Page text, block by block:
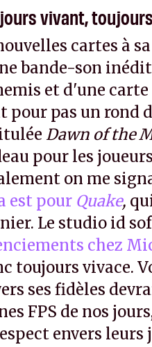
vivant,
cartes à
bande-son
et d'une
pour pas un rond
Dawn of the
pour les
on me
est pour Quake,
Le studio id
chez
toujours vivace.
ses fidèles
FPS de nos
envers